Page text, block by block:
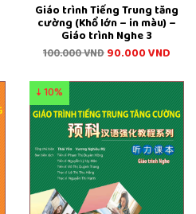
Giáo trình Tiếng Trung tăng
cường (Khổ lớn – in màu) –
Giáo trình Nghe 3
100.000VND90.000VND
↓ 10%